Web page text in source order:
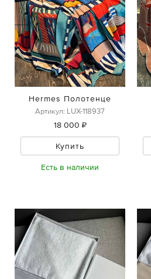
Hermes Полотенце
Артикул: LUX-118937
18 000 ₽
Купить
Есть в наличии